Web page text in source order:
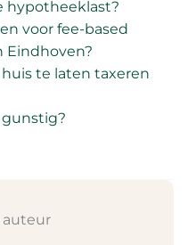
hypotheeklast?
voor fee-based
Eindhoven?
te laten taxeren
auteur